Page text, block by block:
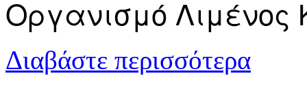
Οργανισμό
Διαβάστε περισσότερα